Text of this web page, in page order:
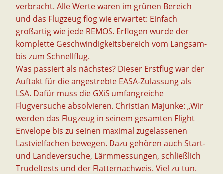
verbracht. Alle Werte waren im grünen Bereich
und das Flugzeug flog wie erwartet: Einfach
großartig wie jede REMOS. Erflogen wurde der
komplette Geschwindigkeitsbereich vom Langsam-
bis zum Schnellflug.
Was passiert als nächstes? Dieser Erstflug war der
Auftakt für die angestrebte EASA-Zulassung als
LSA. Dafür muss die GXiS umfangreiche
Flugversuche absolvieren. Christian Majunke: „Wir
werden das Flugzeug in seinem gesamten Flight
Envelope bis zu seinen maximal zugelassenen
Lastvielfachen bewegen. Dazu gehören auch Start-
und Landeversuche, Lärmmessungen, schließlich
Trudeltests und der Flatternachweis. Viel zu tun.